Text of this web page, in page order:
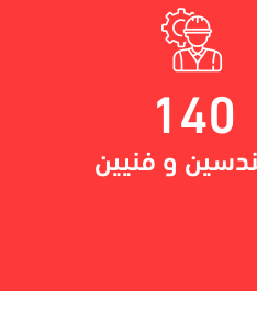
140
و فنيين